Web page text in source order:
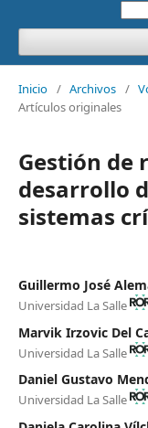
Inicio / Archivos /
Artículos originales
Gestión de
desarrollo
sistemas
Guillermo José
Universidad La Salle
Marvik Irzovic Del
Universidad La Salle
Daniel Gustavo
Universidad La Salle